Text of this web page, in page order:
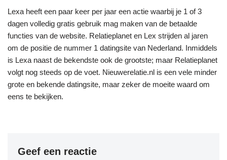
Lexa heeft een paar keer per jaar een actie waarbij je 1 of 3
dagen volledig gratis gebruik mag maken van de betaalde
functies van de website. Relatieplanet en Lex strijden al jaren
om de positie de nummer 1 datingsite van Nederland. Inmiddels
is Lexa naast de bekendste ook de grootste; maar Relatieplanet
volgt nog steeds op de voet. Nieuwerelatie.nl is een vele minder
grote en bekende datingsite, maar zeker de moeite waard om
eens te bekijken.
Geef een reactie